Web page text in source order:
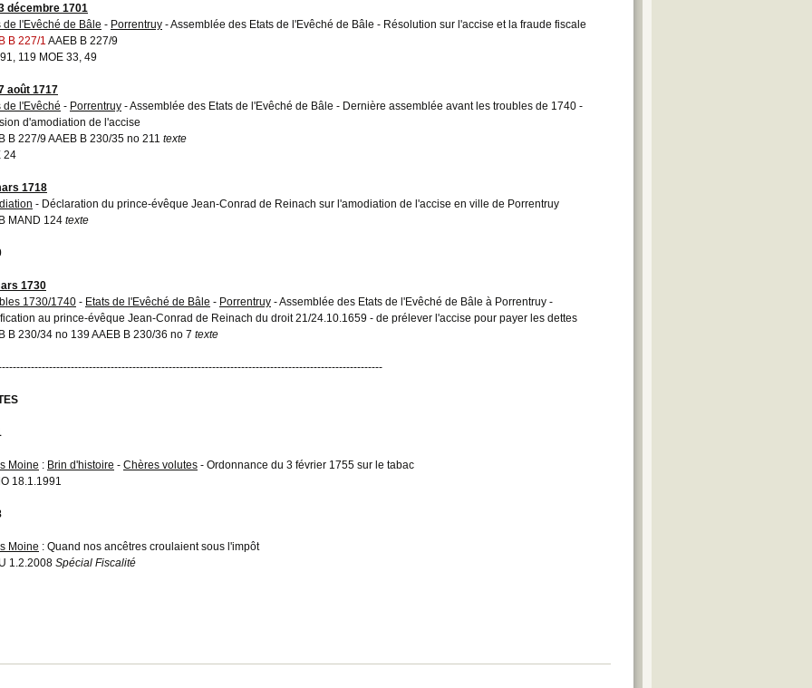
décembre 1701
de l'Evêché de Bâle - Porrentruy - Assemblée des Etats de l'Evêché de Bâle - Résolution sur l'accise et la fraude fiscale
B 227/1 AAEB B 227/9
119 MOE 33, 49
août 1717
de l'Evêché - Porrentruy - Assemblée des Etats de l'Evêché de Bâle - Dernière assemblée avant les troubles de 1740 -
d'amodiation de l'accise
B 227/9 AAEB B 230/35 no 211 texte
24
1718
- Déclaration du prince-évêque Jean-Conrad de Reinach sur l'amodiation de l'accise en ville de Porrentruy
MAND 124 texte
1730
1730/1740 - Etats de l'Evêché de Bâle - Porrentruy - Assemblée des Etats de l'Evêché de Bâle à Porrentruy -
au prince-évêque Jean-Conrad de Reinach du droit 21/24.10.1659 - de prélever l'accise pour payer les dettes
B 230/34 no 139 AAEB B 230/36 no 7 texte
Moine : Brin d'histoire - Chères volutes - Ordonnance du 3 février 1755 sur le tabac
18.1.1991
Moine : Quand nos ancêtres croulaient sous l'impôt
1.2.2008 Spécial Fiscalité